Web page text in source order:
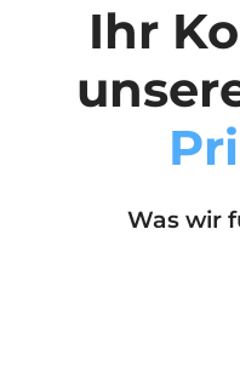
Ihr
Was wir